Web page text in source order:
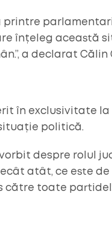
printre
înțeleg această
a declarat Călin
în exclusivitate
politică.
despre rolul
atât, ce este
către toate